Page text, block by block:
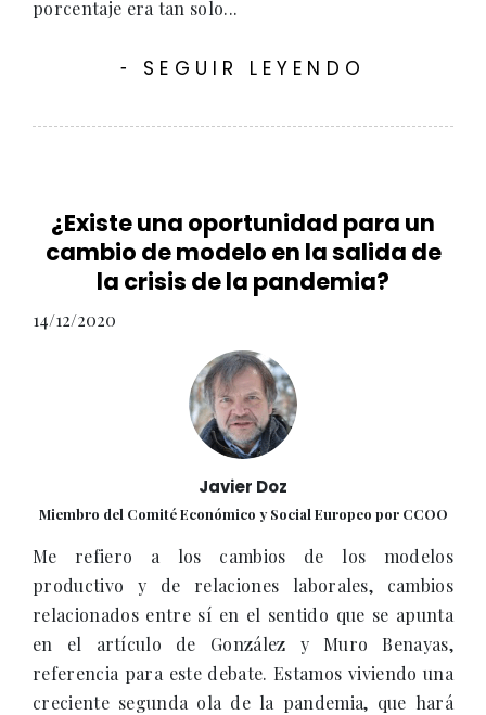
porcentaje era tan solo...
- SEGUIR LEYENDO
¿Existe una oportunidad para un
cambio de modelo en la salida de
la crisis de la pandemia?
14/12/2020
Javier Doz
Miembro del Comité Económico y Social Europeo por CCOO
Me refiero a los cambios de los modelos
productivo y de relaciones laborales, cambios
relacionados entre sí en el sentido que se apunta
en el artículo de González y Muro Benayas,
referencia para este debate. Estamos viviendo una
creciente segunda ola de la pandemia, que hará